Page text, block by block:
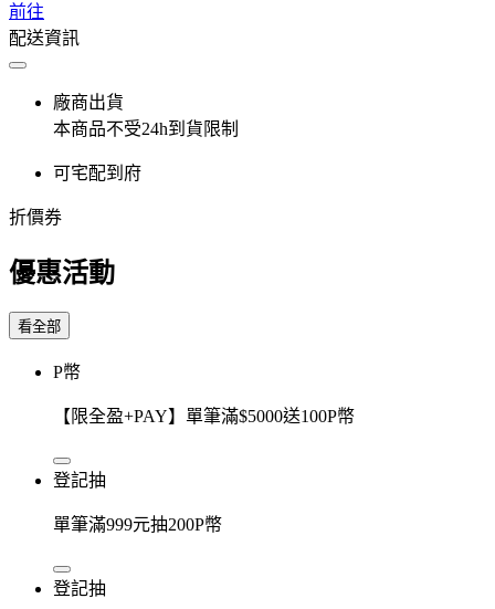
前往
配送資訊
廠商出貨
本商品不受24h到貨限制
可宅配到府
折價券
優惠活動
看全部
P幣
【限全盈+PAY】單筆滿$5000送100P幣
登記抽
單筆滿999元抽200P幣
登記抽